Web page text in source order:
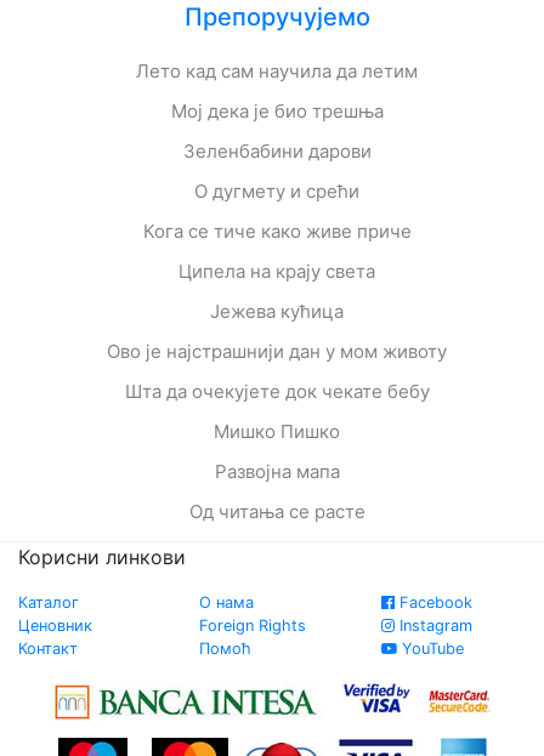
Препоручујемо
Лето кад сам научила да летим
Мој дека је био трешња
Зеленбабини дарови
О дугмету и срећи
Кога се тиче како живе приче
Ципела на крају света
Јежева кућица
Ово је најстрашнији дан у мом животу
Шта да очекујете док чекате бебу
Мишко Пишко
Развојна мапа
Од читања се расте
Корисни линкови
Каталог
Ценовник
Контакт
О нама
Foreign Rights
Помоћ
Facebook
Instagram
YouTube